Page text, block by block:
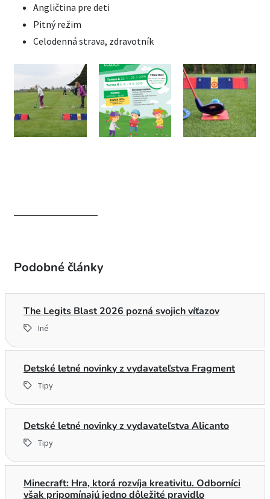
Angličtina pre deti
Pitný režim
Celodenná strava, zdravotník
Podobné články
The Legits Blast 2026 pozná svojich víťazov
Iné
Detské letné novinky z vydavateľstva Fragment
Tipy
Detské letné novinky z vydavateľstva Alicanto
Tipy
Minecraft: Hra, ktorá rozvíja kreativitu. Odborníci
však pripomínajú jedno dôležité pravidlo